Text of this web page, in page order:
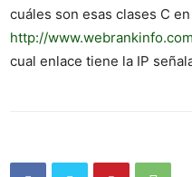
cuáles son esas clases C
http://
cual enlace tiene la IP